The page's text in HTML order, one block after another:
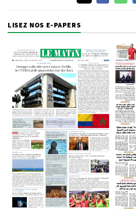
LISEZ NOS E-PAPERS